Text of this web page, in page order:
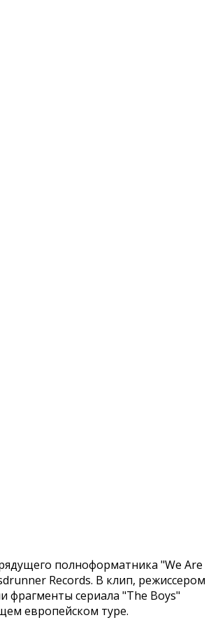
полноформатника "We Are
Records. В клип, режиссером
фрагменты сериала "The Boys"
европейском туре.